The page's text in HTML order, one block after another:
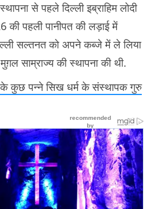
से पहले दिल्ली इब्राहिम लोदी
पहली पानीपत की लड़ाई में
सल्तनत को अपने कब्जे में ले लिया
साम्राज्य की स्थापना की थी.
के कुछ पन्ने सिख धर्म के संस्थापक गुरु